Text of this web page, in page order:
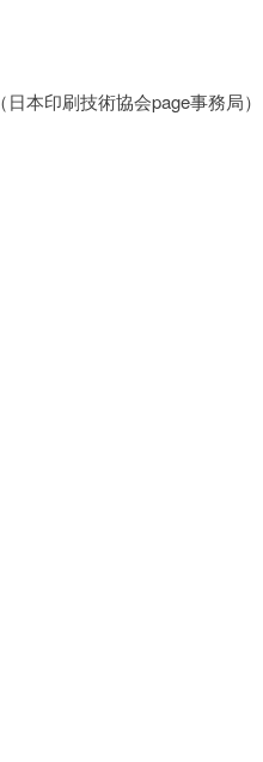
（日本印刷技術協会page事務局）